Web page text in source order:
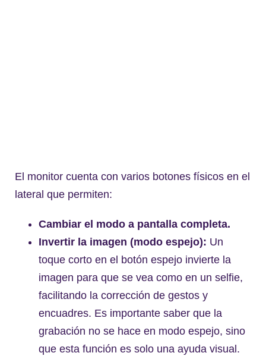
El monitor cuenta con varios botones físicos en el
lateral que permiten:
Cambiar el modo a pantalla completa.
Invertir la imagen (modo espejo): Un
toque corto en el botón espejo invierte la
imagen para que se vea como en un selfie,
facilitando la corrección de gestos y
encuadres. Es importante saber que la
grabación no se hace en modo espejo, sino
que esta función es solo una ayuda visual.